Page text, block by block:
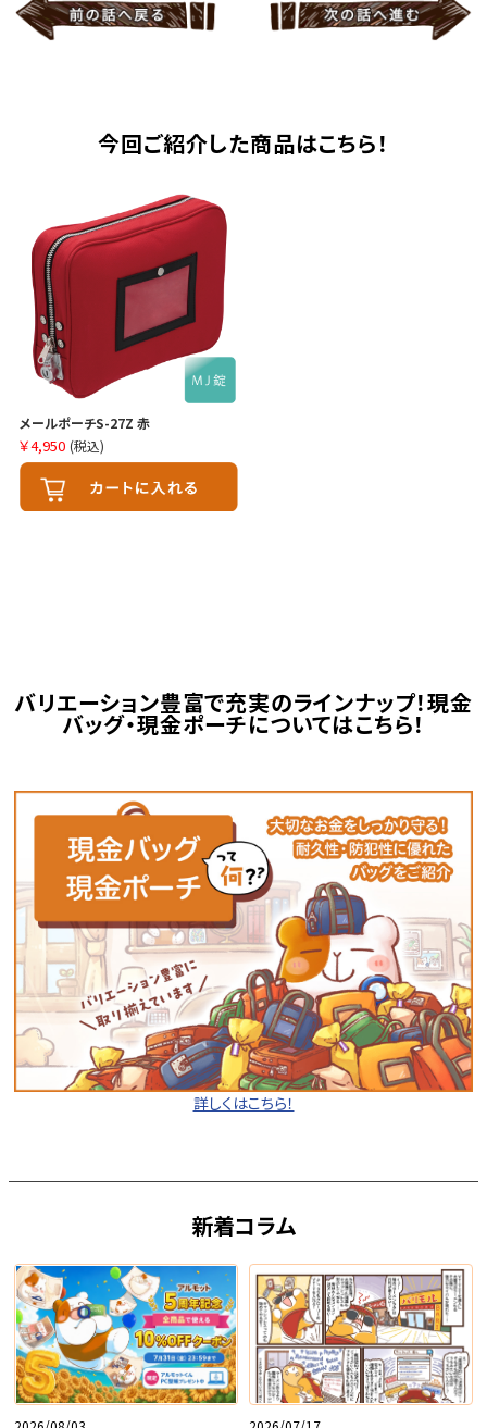
今回ご紹介した商品はこちら！
メールポーチS-27Z 赤
￥4,950 (税込)
バリエーション豊富で充実のラインナップ！現金
バッグ・現金ポーチについてはこちら！
詳しくはこちら！
新着コラム